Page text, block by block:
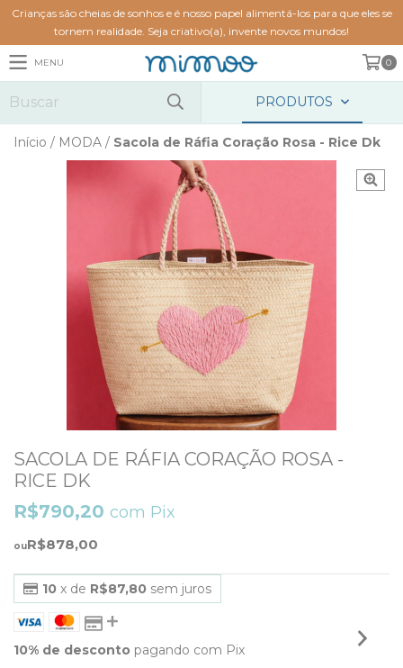
Crianças são cheias de sonhos e é nosso papel alimentá-los para que eles se
tornem realidade. Seja criativo(a), invente novos mundos!
MENU 0
PRODUTOS
Início / MODA / Sacola de Ráfia Coração Rosa - Rice Dk
SACOLA DE RÁFIA CORAÇÃO ROSA -
RICE DK
R$878,00
R$790,20 com Pix
10 x de R$87,80 sem juros
10% de desconto pagando com Pix